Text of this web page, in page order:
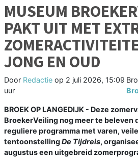
MUSEUM
PAKT UIT MET
JONG EN OUD
Door Redactie op 2 juli 2026, 15:09
uur
BROEK OP LANGEDIJK - Deze
BroekerVeiling nog meer te beleven
reguliere programma met varen,
tentoonstellingDe Tijdreis,
augustus een uitgebreid